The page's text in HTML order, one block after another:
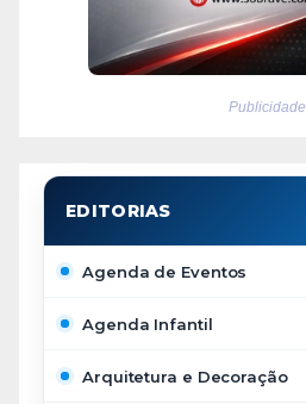
Publicidade
Agenda de Eventos
Agenda Infantil
Arquitetura e Decoração